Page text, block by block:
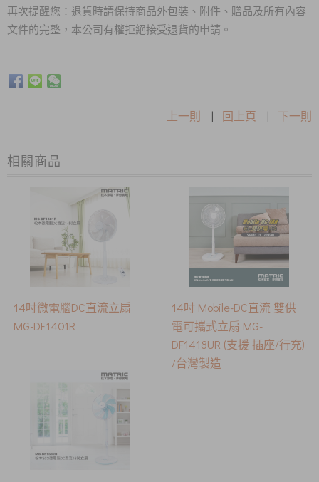
再次提醒您：退貨時請保持商品外包裝、附件、贈品及所有內容
文件的完整，本公司有權拒絕接受退貨的申請。
上一則 | 回上頁 | 下一則
相關商品
14吋微電腦DC直流立扇
MG-DF1401R
14吋 Mobile-DC直流 雙供
電可攜式立扇 MG-
DF1418UR (支援 插座/行充)
/台灣製造